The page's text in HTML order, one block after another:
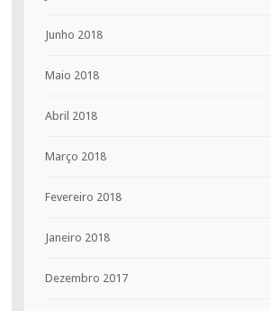
Junho 2018
Maio 2018
Abril 2018
Março 2018
Fevereiro 2018
Janeiro 2018
Dezembro 2017